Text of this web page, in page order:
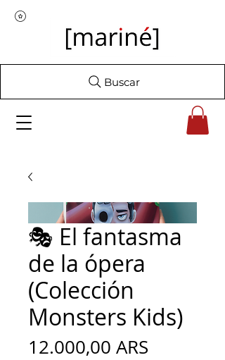
Buscar
🎭 El fantasma
de la ópera
(Colección
Monsters Kids)
12.000,00 ARS